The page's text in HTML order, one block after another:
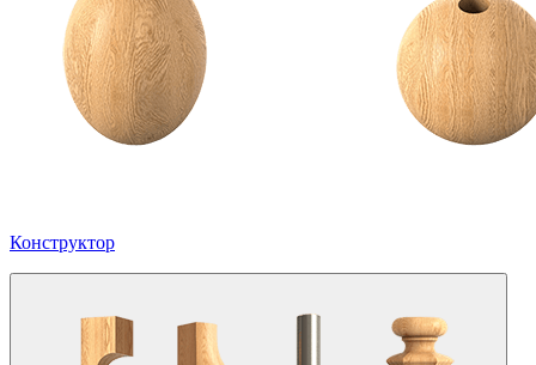
Конструктор